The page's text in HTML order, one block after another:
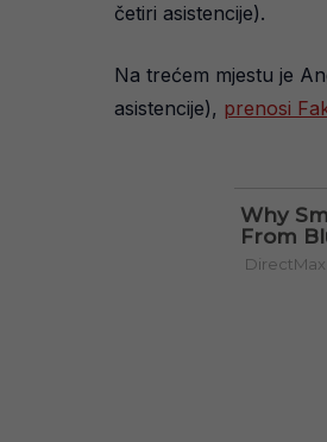
četiri asistencije).
Na trećem mjestu je
asistencije), prenosi